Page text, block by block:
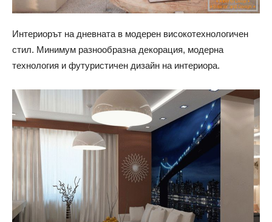
Интериорът на дневната в модерен високотехнологичен
стил. Минимум разнообразна декорация, модерна
технология и футуристичен дизайн на интериора.